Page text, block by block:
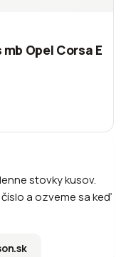
Opel Corsa E
stovky kusov.
a ozveme sa keď